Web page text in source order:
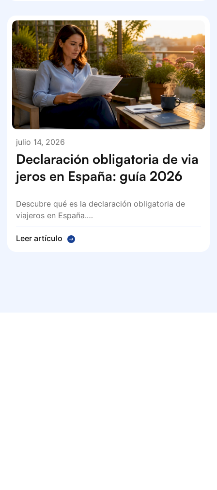
julio 14, 2026
Declaración obligatoria de via
jeros en España: guía 2026
Descubre qué es la declaración obligatoria de
viajeros en España.…
Leer artículo